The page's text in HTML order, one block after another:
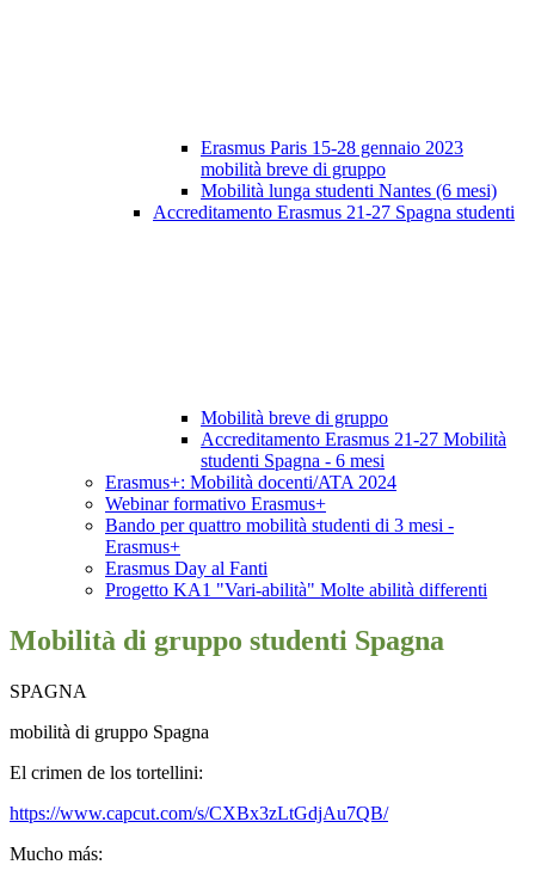
Erasmus Paris 15-28 gennaio 2023
mobilità breve di gruppo
Mobilità lunga studenti Nantes (6 mesi)
Accreditamento Erasmus 21-27 Spagna studenti
Mobilità breve di gruppo
Accreditamento Erasmus 21-27 Mobilità
studenti Spagna - 6 mesi
Erasmus+: Mobilità docenti/ATA 2024
Webinar formativo Erasmus+
Bando per quattro mobilità studenti di 3 mesi -
Erasmus+
Erasmus Day al Fanti
Progetto KA1 "Vari-abilità" Molte abilità differenti
Mobilità di gruppo studenti Spagna
SPAGNA
mobilità di gruppo Spagna
El crimen de los tortellini:
https://www.capcut.com/s/CXBx3zLtGdjAu7QB/
Mucho más: